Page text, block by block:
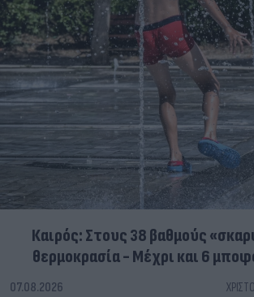
Καιρός: Στους 38 βαθμούς
θερμοκρασία - Μέχρι και 6
07.08.2026